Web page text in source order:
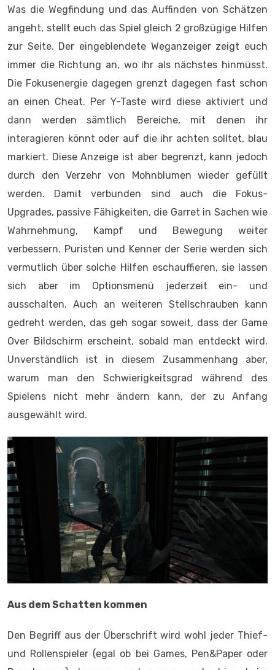
Was die Wegfindung und das Auffinden von Schätzen
angeht, stellt euch das Spiel gleich 2 großzügige Hilfen
zur Seite. Der eingeblendete Weganzeiger zeigt euch
immer die Richtung an, wo ihr als nächstes hinmüsst.
Die Fokusenergie dagegen grenzt dagegen fast schon
an einen Cheat. Per Y-Taste wird diese aktiviert und
dann werden sämtlich Bereiche, mit denen ihr
interagieren könnt oder auf die ihr achten solltet, blau
markiert. Diese Anzeige ist aber begrenzt, kann jedoch
durch den Verzehr von Mohnblumen wieder gefüllt
werden. Damit verbunden sind auch die Fokus-
Upgrades, passive Fähigkeiten, die Garret in Sachen wie
Wahrnehmung, Kampf und Bewegung weiter
verbessern. Puristen und Kenner der Serie werden sich
vermutlich über solche Hilfen eschauffieren, sie lassen
sich aber im Optionsmenü jederzeit ein- und
ausschalten. Auch an weiteren Stellschrauben kann
gedreht werden, das geh sogar soweit, dass der Game
Over Bildschirm erscheint, sobald man entdeckt wird.
Unverständlich ist in diesem Zusammenhang aber,
warum man den Schwierigkeitsgrad während des
Spielens nicht mehr ändern kann, der zu Anfang
ausgewählt wird.
Aus dem Schatten kommen
Den Begriff aus der Überschrift wird wohl jeder Thief-
und Rollenspieler (egal ob bei Games, Pen&Paper oder